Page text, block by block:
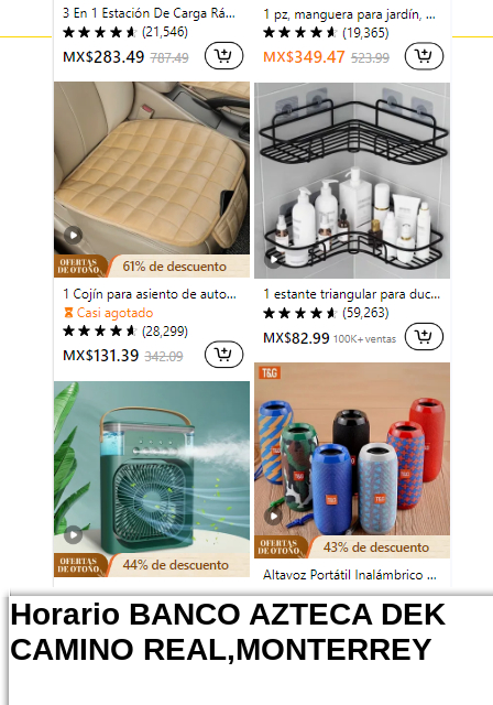
Horario BANCO AZTECA DEK
CAMINO REAL,MONTERREY